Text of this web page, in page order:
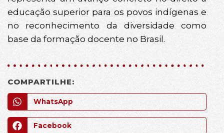
educação superior para os povos indígenas e
no reconhecimento da diversidade como
base da formação docente no Brasil.
COMPARTILHE:
WhatsApp
Facebook